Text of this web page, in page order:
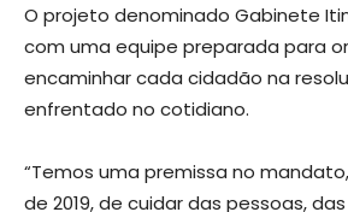
O projeto denominado Gabinete
com uma equipe preparada para
encaminhar cada cidadão na
enfrentado no cotidiano.
“Temos uma premissa no
de 2019, de cuidar das pessoas,